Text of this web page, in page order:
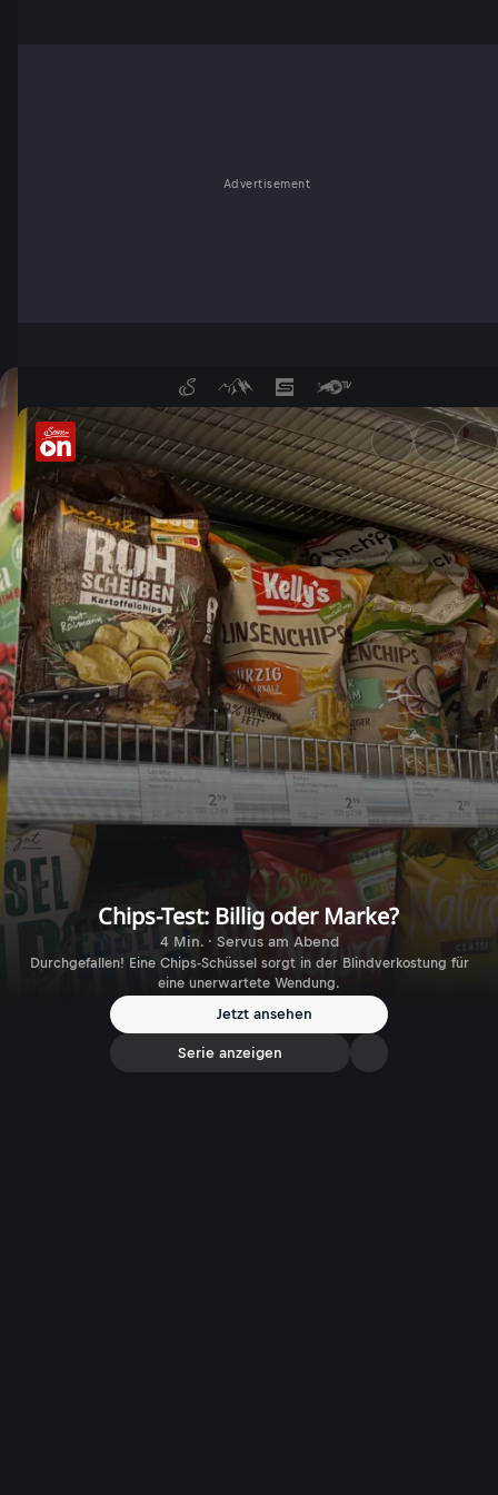
Advertisement
Chips im Geschmackstest:
Chips-Test: Billig oder Marke?
4 Min. · Servus am Abend
Durchgefallen! Eine Chips-Schüssel sorgt in der Blindverkostung für
eine unerwartete Wendung.
Jetzt ansehen
Serie anzeigen